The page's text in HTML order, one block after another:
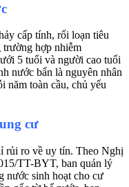
cấp tính, rối loạn tiêu
trường hợp nhiễm
5 tuổi và người cao tuổi
nước bẩn là nguyên nhân
năm toàn cầu, chủ yếu
cư
rủi ro về uy tín. Theo Nghị
TT-BYT, ban quản lý
nước sinh hoạt cho cư